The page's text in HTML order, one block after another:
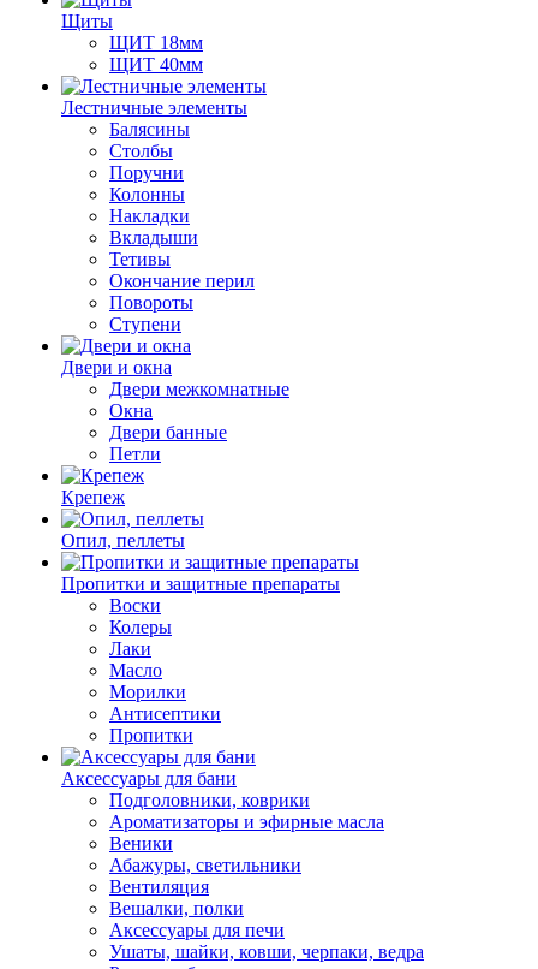
Щиты
ЩИТ 18мм
ЩИТ 40мм
Лестничные элементы
Балясины
Столбы
Поручни
Колонны
Накладки
Вкладыши
Тетивы
Окончание перил
Повороты
Ступени
Двери и окна
Двери межкомнатные
Окна
Двери банные
Петли
Крепеж
Опил, пеллеты
Пропитки и защитные препараты
Воски
Колеры
Лаки
Масло
Морилки
Антисептики
Пропитки
Аксессуары для бани
Подголовники, коврики
Ароматизаторы и эфирные масла
Веники
Абажуры, светильники
Вентиляция
Вешалки, полки
Аксессуары для печи
Ушаты, шайки, ковши, черпаки, ведра